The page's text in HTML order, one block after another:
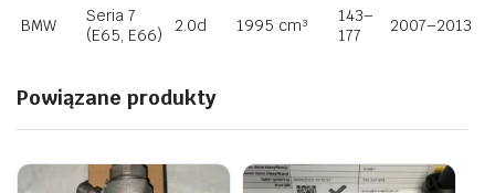
BMW
Seria 7
(E65, E66)
2.0d 1995 cm³
143–
177
2007–2013
Powiązane produkty